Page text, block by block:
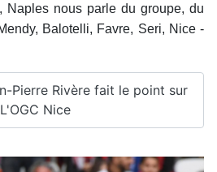
Naples nous parle du groupe, du
Balotelli, Favre, Seri, Nice -
Pierre Rivère fait le point sur
L'OGC Nice